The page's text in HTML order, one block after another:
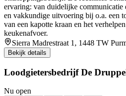
ervaring: van duidelijke communicatie
en vakkundige uitvoering bij o.a. een
van een kapotte kraan en het
keukenafvoer.
Sierra Madrestraat 1, 1448 TW
Bekijk details
Loodgietersbedrijf De
Nu open